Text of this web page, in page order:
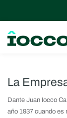
La
Dante Juan Iocco
año 1937 cuando es